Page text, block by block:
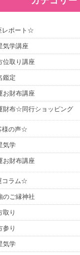
ポート☆
気学講座
位取り講座
鑑定
お財布講座
財布☆同行ショッピング
様の声☆
気学
お財布講座
コラム☆
のご縁神社
取り
参り
気学